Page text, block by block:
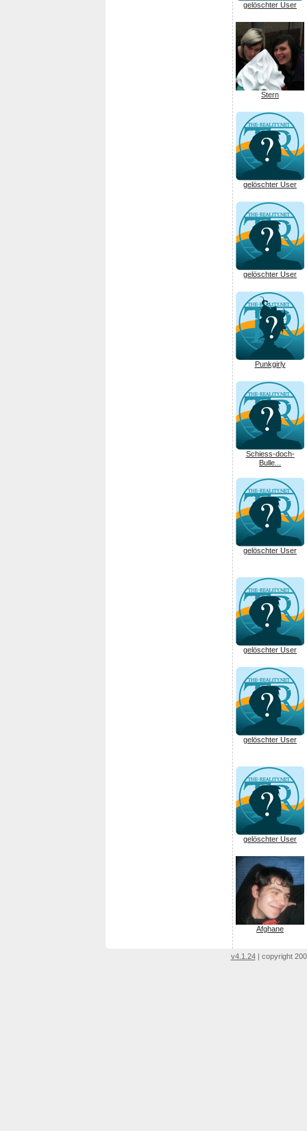
gelöschter User
Stern
gelöschter User
gelöschter User
Punkgirly
Schiess-doch-
Bulle...
gelöschter User
gelöschter User
gelöschter User
gelöschter User
Afghane
v4.1.24| copyright